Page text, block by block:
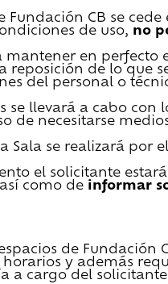
Fundación CB se
de uso, no
mantener en perfecto
reposición de lo que
del personal o
se llevará a cabo
de necesitarse
Sala se realizará por
el solicitante
como de informar
de
horarios y además
a cargo del